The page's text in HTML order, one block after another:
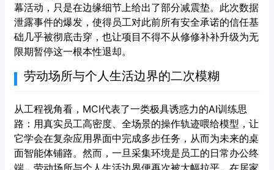
幕活动，只是在边缘细节上给出了部分减震垫。此次数据
泄露事件的爆发，使得员工对此前所有安全承诺的信任基
础几乎被彻底击穿，也让项目不得不从修修补补升级为无
限期暂停这一根本性退却。
劳动场所与个人生活边界的二次模糊
从工程视角看，MCI代表了一类极具诱惑力的AI训练思
路：用真实员工高密度、全场景的操作轨迹喂给模型，让
它学会在复杂应用界面中完成多步任务，从而为未来的桌
面智能体铺路。然而，一旦采集环境是员工的日常办公终